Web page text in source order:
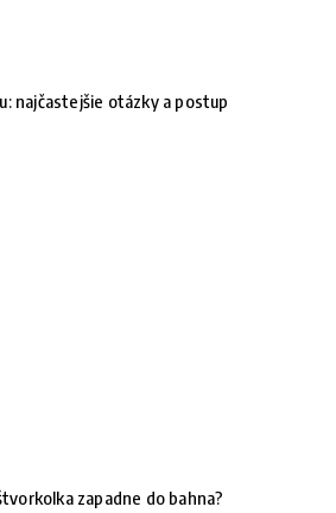
najčastejšie otázky a postup
zapadne do bahna?